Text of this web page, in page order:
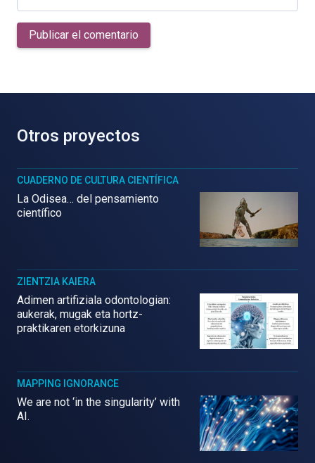
Publicar el comentario
Otros proyectos
CUADERNO DE CULTURA CIENTÍFICA
La Odisea… del pensamiento
científico
ZIENTZIA KAIERA
Adimen artifiziala odontologian:
aukerak, mugak eta hortz-
praktikaren etorkizuna
MAPPING IGNORANCE
We are not ‘in the singularity’ with
AI.